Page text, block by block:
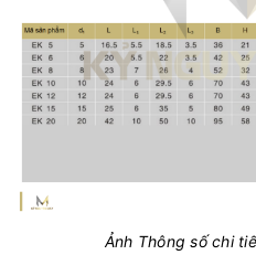
Ảnh Thông số chi